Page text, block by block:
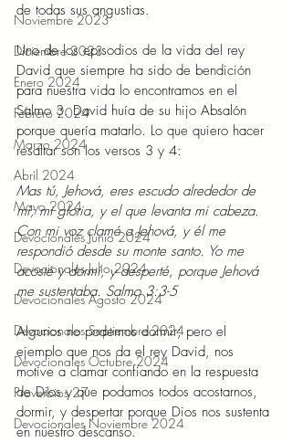
Noviembre 2023
Diciembre 2023
Enero 2024
Febrero 2024
Marzo 2024
Abril 2024
Mayo 2024
Devocionales Junio 2024
Devocionales Julio 2024
Devocionales Agosto 2024
Devocionales Septiembre 2024
Devocionales Octubre 2024
Proverbios 27
Devocionales Noviembre 2024
de todas sus angustias.
Uno de los episodios de la vida del rey
David que siempre ha sido de bendición
para nuestra vida lo encontramos en el
Salmo 3. David huía de su hijo Absalón
porque quería matarlo. Lo que quiero hacer
resaltar son los versos 3 y 4:
Mas tú, Jehová, eres escudo alrededor de
mí; mi gloria, y el que levanta mi cabeza.
Con mi voz clamé a Jehová, y él me
respondió desde su monte santo. Yo me
acosté y dormí, y desperté, porque Jehová
me sustentaba. Salmo 3:3-5
Algunos no podemos dormir; pero el
ejemplo que nos da el rey David, nos
motive a clamar confiando en la respuesta
de Dios y que podamos todos acostarnos,
dormir, y despertar porque Dios nos sustenta
en nuestro descanso.